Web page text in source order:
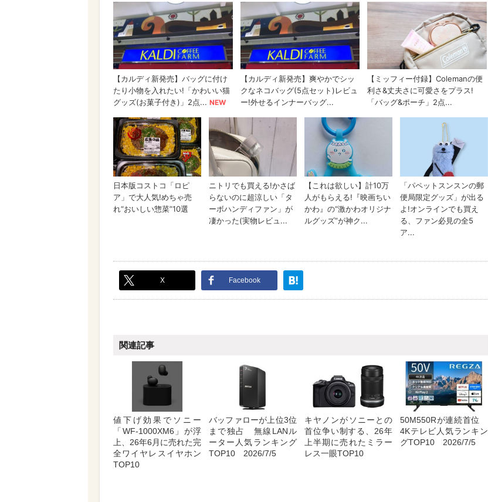
X Facebook
関連記事
値下げ効果でソニー
「WF-1000XM6」が浮
上、26年6月に売れた完
全ワイヤレスイヤホン
TOP10
バッファローが上位3位
まで独占 無線LANル
ーター人気ランキング
TOP10 2026/7/5
キヤノンがソニーとの
首位争い制する、26年
上半期に売れたミラー
レス一眼TOP10
50M550Rが連続首位
4Kテレビ人気ランキン
グTOP10 2026/7/5